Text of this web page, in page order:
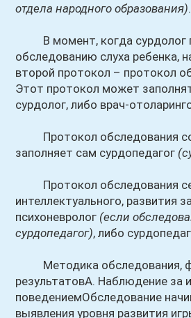
отдела народного образования).
В момент, когда сурдолог
обследованию слуха ребенка,
второй протокол – протокол
Этот протокол может
сурдолог, либо врач-
Протокол обследования
заполняет сам сурдопедагог
Протокол обследования
интеллектуального, развития
психоневролог (если
сурдопедагог), либо
Методика обследования,
результатовА. Наблюдение за
поведениемОбследование
выявления уровня развития